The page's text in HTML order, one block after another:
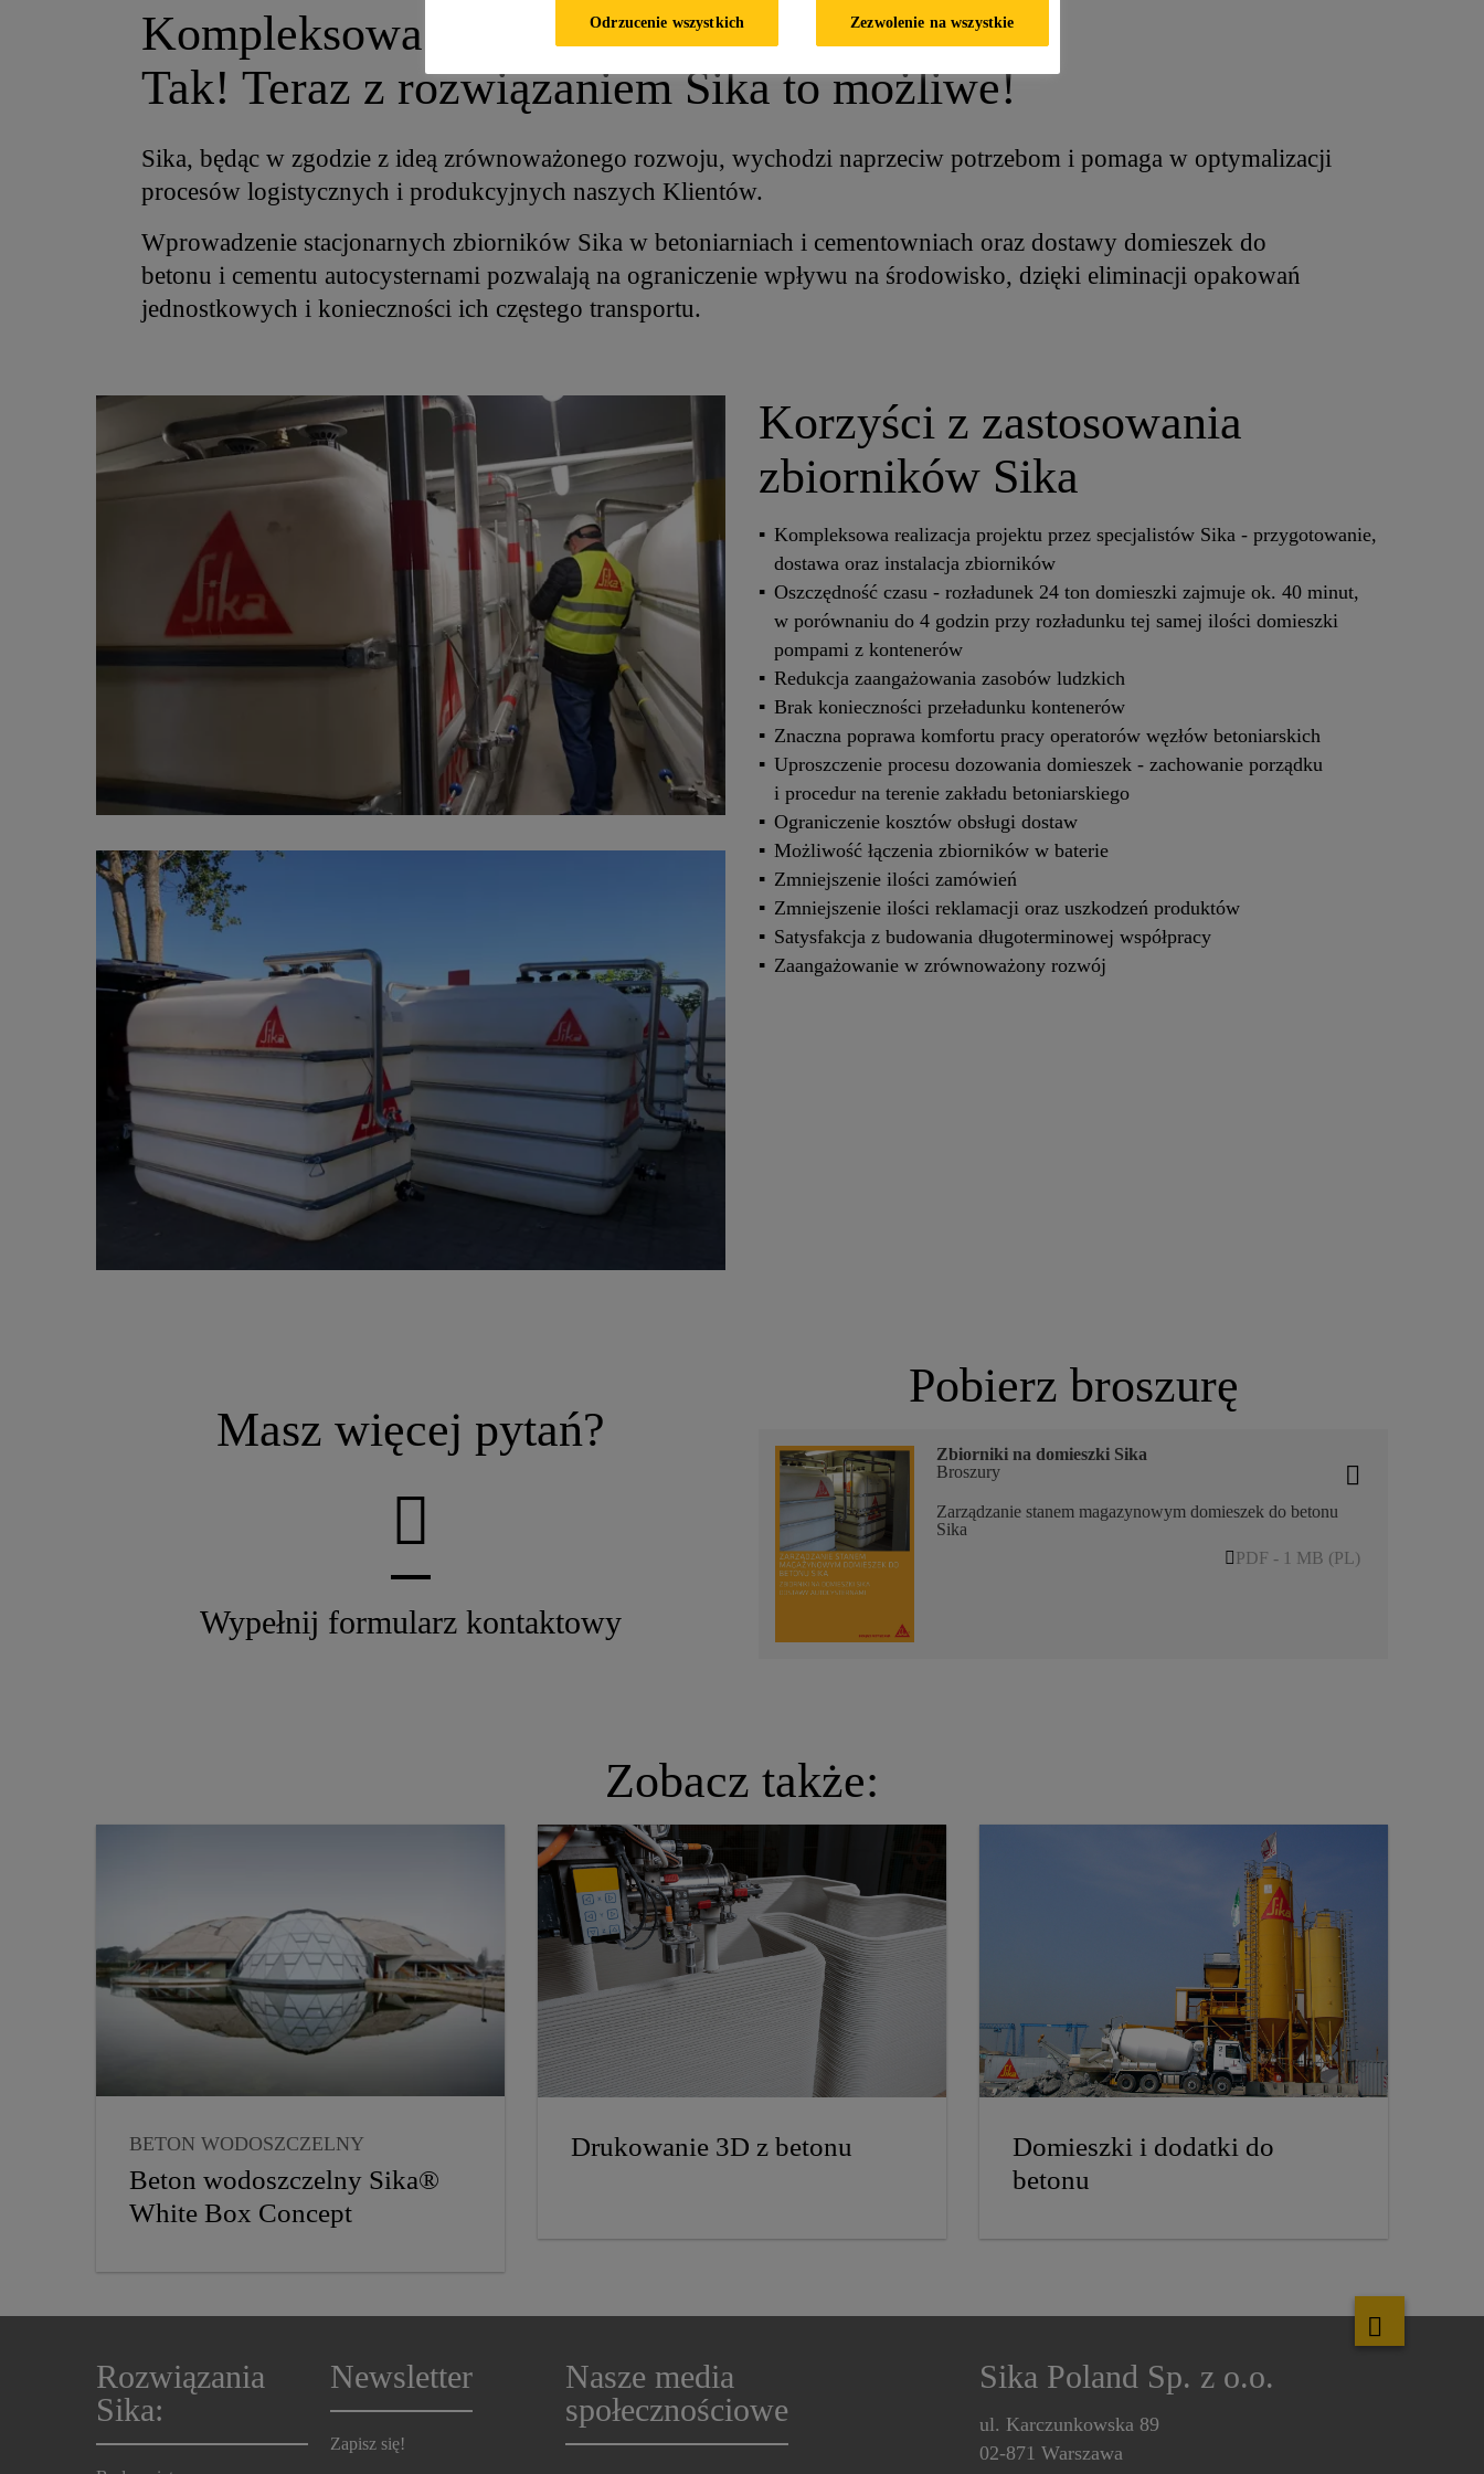
Kompleksowa dostawa domieszek do betonu?
Tak! Teraz z rozwiązaniem Sika to możliwe!
Sika, będąc w zgodzie z ideą zrównoważonego rozwoju, wychodzi naprzeciw potrzebom i pomaga w optymalizacji
procesów logistycznych i produkcyjnych naszych Klientów.
Wprowadzenie stacjonarnych zbiorników Sika w betoniarniach i cementowniach oraz dostawy domieszek do
betonu i cementu autocysternami pozwalają na ograniczenie wpływu na środowisko, dzięki eliminacji opakowań
jednostkowych i konieczności ich częstego transportu.
Korzyści z zastosowania
zbiorników Sika
Kompleksowa realizacja projektu przez specjalistów Sika - przygotowanie,
dostawa oraz instalacja zbiorników
Oszczędność czasu - rozładunek 24 ton domieszki zajmuje ok. 40 minut,
w porównaniu do 4 godzin przy rozładunku tej samej ilości domieszki
pompami z kontenerów
Redukcja zaangażowania zasobów ludzkich
Brak konieczności przeładunku kontenerów
Znaczna poprawa komfortu pracy operatorów węzłów betoniarskich
Uproszczenie procesu dozowania domieszek - zachowanie porządku
i procedur na terenie zakładu betoniarskiego
Ograniczenie kosztów obsługi dostaw
Możliwość łączenia zbiorników w baterie
Zmniejszenie ilości zamówień
Zmniejszenie ilości reklamacji oraz uszkodzeń produktów
Satysfakcja z budowania długoterminowej współpracy
Zaangażowanie w zrównoważony rozwój
Masz więcej pytań?
Wypełnij formularz kontaktowy
Pobierz broszurę
Zbiorniki na domieszki Sika
Broszury
Zarządzanie stanem magazynowym domieszek do betonu
Sika
PDF - 1 MB (PL)
Zobacz także:
BETON WODOSZCZELNY
HYDROIZOLACJA
HYDROIZOLACJA KONSTRUKCJI
Beton wodoszczelny Sika®
White Box Concept
Drukowanie 3D z betonu
Domieszki i dodatki do
betonu
Rozwiązania
Sika:
Newsletter
Zapisz się!
Nasze media
społecznościowe
Sika Poland Sp. z o.o.
ul. Karczunkowska 89
02-871 Warszawa
Odrzucenie wszystkich Zezwolenie na wszystkie